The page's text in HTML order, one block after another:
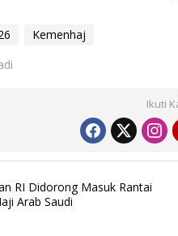
Kemenhaj
Ikuti
RI Didorong Masuk Rantai
Arab Saudi